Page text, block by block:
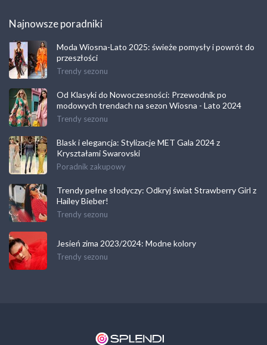
Najnowsze poradniki
Moda Wiosna-Lato 2025: świeże pomysły i powrót do
przeszłości
Trendy sezonu
Od Klasyki do Nowoczesności: Przewodnik po
modowych trendach na sezon Wiosna - Lato 2024
Trendy sezonu
Blask i elegancja: Stylizacje MET Gala 2024 z
Kryształami Swarovski
Poradnik zakupowy
Trendy pełne słodyczy: Odkryj świat Strawberry Girl z
Hailey Bieber!
Trendy sezonu
Jesień zima 2023/2024: Modne kolory
Trendy sezonu